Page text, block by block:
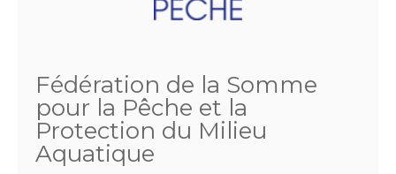
Fédération de la Somme
pour la Pêche et la
Protection du Milieu
Aquatique